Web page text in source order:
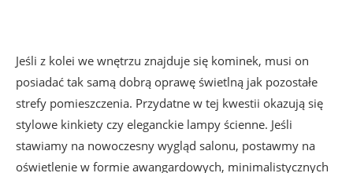
Jeśli z kolei we wnętrzu znajduje się kominek, musi on
posiadać tak samą dobrą oprawę świetlną jak pozostałe
strefy pomieszczenia. Przydatne w tej kwestii okazują się
stylowe kinkiety czy eleganckie lampy ścienne. Jeśli
stawiamy na nowoczesny wygląd salonu, postawmy na
oświetlenie w formie awangardowych, minimalistycznych